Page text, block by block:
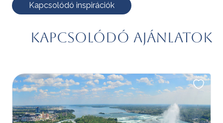
Kapcsolódó inspirációk
Kapcsolódó ajánlatok